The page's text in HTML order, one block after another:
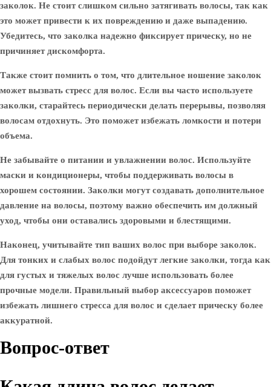
заколок. Не стоит слишком сильно затягивать волосы, так как
это может привести к их повреждению и даже выпадению.
Убедитесь, что заколка надежно фиксирует прическу, но не
причиняет дискомфорта.
Также стоит помнить о том, что длительное ношение заколок
может вызвать стресс для волос. Если вы часто используете
заколки, старайтесь периодически делать перерывы, позволяя
волосам отдохнуть. Это поможет избежать ломкости и потери
объема.
Не забывайте о питании и увлажнении волос. Используйте
маски и кондиционеры, чтобы поддерживать волосы в
хорошем состоянии. Заколки могут создавать дополнительное
давление на волосы, поэтому важно обеспечить им должный
уход, чтобы они оставались здоровыми и блестящими.
Наконец, учитывайте тип ваших волос при выборе заколок.
Для тонких и слабых волос подойдут легкие заколки, тогда как
для густых и тяжелых волос лучше использовать более
прочные модели. Правильный выбор аксессуаров поможет
избежать лишнего стресса для волос и сделает прическу более
аккуратной.
Вопрос-ответ